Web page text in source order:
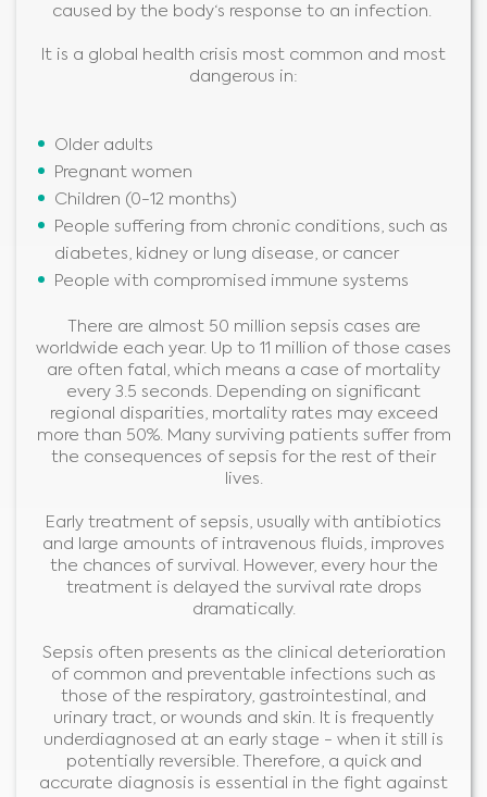
caused by the body‘s response to an infection.
It is a global health crisis most common and most
dangerous in:
Older adults
Pregnant women
Children (0-12 months)
People suffering from chronic conditions, such as
diabetes, kidney or lung disease, or cancer
People with compromised immune systems
There are almost 50 million sepsis cases are
worldwide each year. Up to 11 million of those cases
are often fatal, which means a case of mortality
every 3.5 seconds. Depending on significant
regional disparities, mortality rates may exceed
more than 50%. Many surviving patients suffer from
the consequences of sepsis for the rest of their
lives.
Early treatment of sepsis, usually with antibiotics
and large amounts of intravenous fluids, improves
the chances of survival. However, every hour the
treatment is delayed the survival rate drops
dramatically.
Sepsis often presents as the clinical deterioration
of common and preventable infections such as
those of the respiratory, gastrointestinal, and
urinary tract, or wounds and skin. It is frequently
underdiagnosed at an early stage - when it still is
potentially reversible. Therefore, a quick and
accurate diagnosis is essential in the fight against